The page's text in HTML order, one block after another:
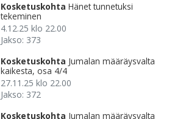
Kosketuskohta Hänet tunnetuksi
tekeminen
4.12.25 klo 22.00
Jakso: 373
Kosketuskohta Jumalan määräysvalta
kaikesta, osa 4/4
27.11.25 klo 22.00
Jakso: 372
Kosketuskohta Jumalan määräysvalta